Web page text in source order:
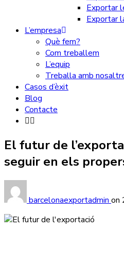
Exportar
Exportar
L’empresa
Què fem?
Com treballem
L’equip
Treballa amb
Casos d’èxit
Blog
Contacte
El futur de
seguir en els
barcelonaexportadmin on